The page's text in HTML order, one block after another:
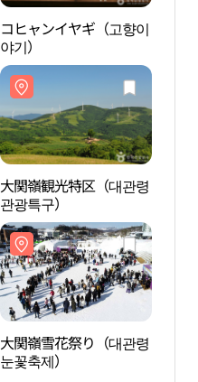
コヒャンイヤギ（고향이
야기）
大関嶺観光特区（대관령
관광특구）
大関嶺雪花祭り（대관령
눈꽃축제）